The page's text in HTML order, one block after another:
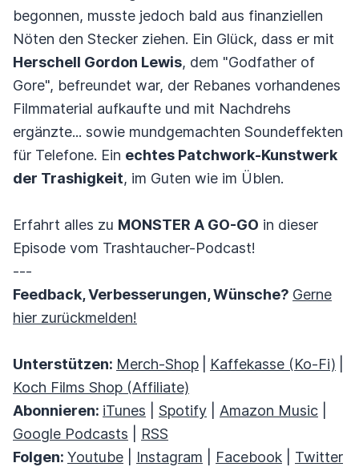
begonnen, musste jedoch bald aus finanziellen
Nöten den Stecker ziehen. Ein Glück, dass er mit
Herschell Gordon Lewis, dem "Godfather of
Gore", befreundet war, der Rebanes vorhandenes
Filmmaterial aufkaufte und mit Nachdrehs
ergänzte... sowie mundgemachten Soundeffekten
für Telefone. Ein echtes Patchwork-Kunstwerk
der Trashigkeit, im Guten wie im Üblen.
Erfahrt alles zu MONSTER A GO-GO in dieser
Episode vom Trashtaucher-Podcast!
---
Feedback, Verbesserungen, Wünsche? Gerne
hier zurückmelden!
Unterstützen: Merch-Shop Kaffekasse (Ko-Fi)
Koch Films Shop (Affiliate)
Abonnieren: iTunes Spotify Amazon Music
Google Podcasts
RSS
Folgen: Youtube Instagram Facebook
Twitter